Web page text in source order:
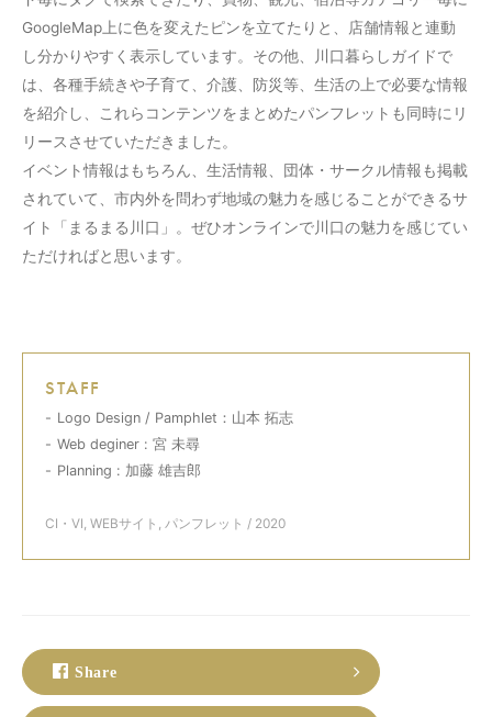
GoogleMap上に色を変えたピンを立てたりと、店舗情報と連動
し分かりやすく表示しています。その他、川口暮らしガイドで
は、各種手続きや子育て、介護、防災等、生活の上で必要な情報
を紹介し、これらコンテンツをまとめたパンフレットも同時にリ
リースさせていただきました。
イベント情報はもちろん、生活情報、団体・サークル情報も掲載
されていて、市内外を問わず地域の魅力を感じることができるサ
イト「まるまる川口」。ぜひオンラインで川口の魅力を感じてい
ただければと思います。
STAFF
Logo Design / Pamphlet：山本 拓志
Web deginer : 宮 未尋
Planning : 加藤 雄吉郎
CI・VI WEBサイト パンフレット / 2020
Share